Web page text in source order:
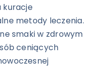
kuracje
metody leczenia.
smaki w zdrowym
ceniących